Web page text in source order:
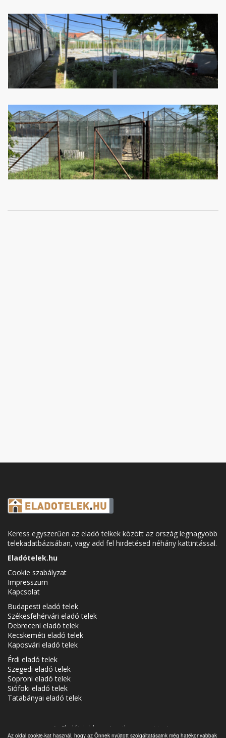
Az oldal cookie-kat használ, hogy az Önnek nyújtott szolgáltatásaink még hatékonyabbak
Keress egyszerűen az eladó telkek között az ország legnagyobb
telekadatbázisában, vagy add fel hirdetésed néhány kattintással.
Eladótelek.hu
Cookie szabályzat
Impresszum
Kapcsolat
Budapesti eladó telek
Székesfehérvári eladó telek
Debreceni eladó telek
Kecskeméti eladó telek
Kaposvári eladó telek
Érdi eladó telek
Szegedi eladó telek
Soproni eladó telek
Siófoki eladó telek
Tatabányai eladó telek
Az Eladótelek.hu az Ingatlancsoport tagja.